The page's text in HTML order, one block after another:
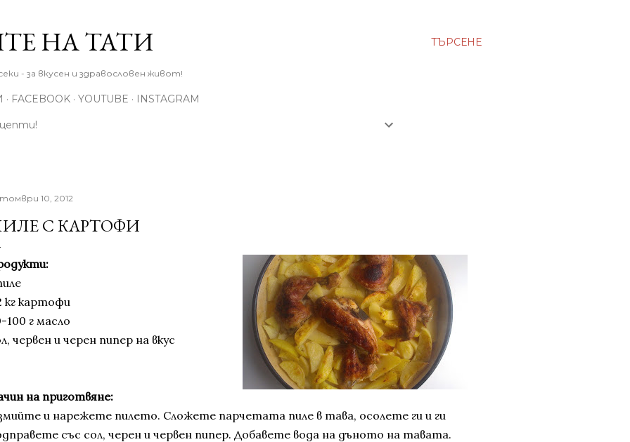
ТЪРСЕНЕ
НА ТАТИ
- за вкусен и здравословен живот!
FACEBOOK YOUTUBE INSTAGRAM
10, 2012
С КАРТОФИ
кг картофи
100 г масло
червен и черен пипер на вкус
на приготвяне:
и нарежете пилето. Сложете парчетата пиле в тава, осолете ги и ги
със сол, черен и червен пипер. Добавете вода на дъното на тавата.